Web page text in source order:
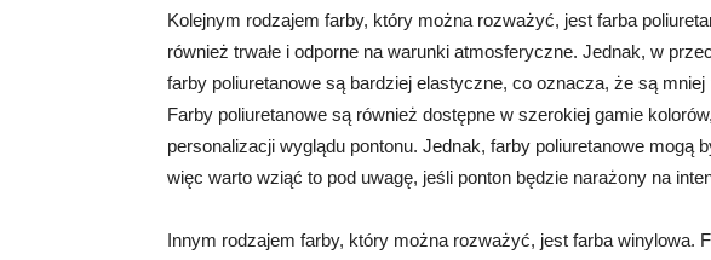
Kolejnym rodzajem farby, który można rozważyć, jest farba
również trwałe i odporne na warunki atmosferyczne. Jednak, w
farby poliuretanowe są bardziej elastyczne, co oznacza, że są mniej
Farby poliuretanowe są również dostępne w szerokiej gamie
personalizacji wyglądu pontonu. Jednak, farby poliuretanowe mogą
więc warto wziąć to pod uwagę, jeśli ponton będzie narażony na
Innym rodzajem farby, który można rozważyć, jest farba winylowa.